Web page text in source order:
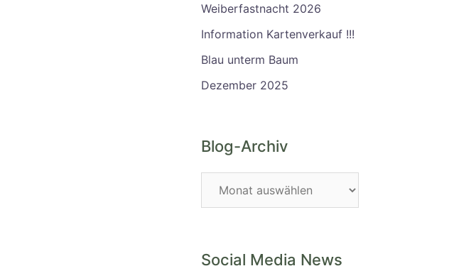
Weiberfastnacht 2026
Information Kartenverkauf !!!
Blau unterm Baum
Dezember 2025
Blog-Archiv
Social Media News